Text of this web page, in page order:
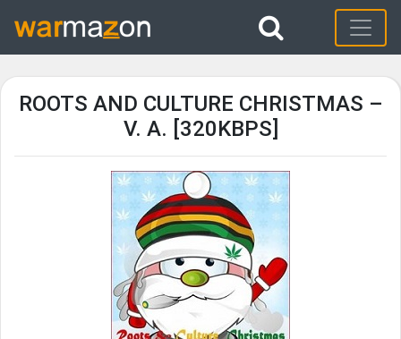
ROOTS AND CULTURE CHRISTMAS –
V. A. [320KBPS]